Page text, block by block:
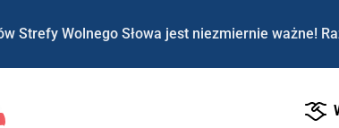
Strefy Wolnego Słowa jest niezmiernie ważne!